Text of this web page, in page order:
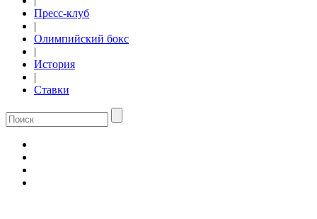
Пресс-клуб
|
Олимпийский бокс
|
История
|
Ставки